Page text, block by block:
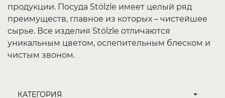
продукции. Посуда Stölzle имеет целый ряд
преимуществ, главное из которых – чистейшее
сырье. Все изделия Stölzle отличаются
уникальным цветом, ослепительным блеском и
чистым звоном.